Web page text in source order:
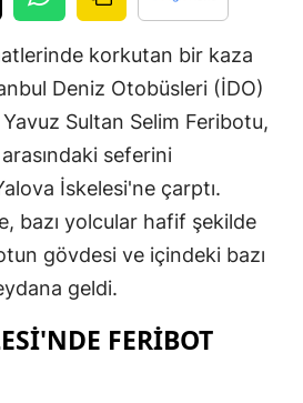
Edirne
Elazığ
Erzincan
Eskişehir
Gümüşhane
korkutan bir kaza
Deniz Otobüsleri (İDO)
Sultan Selim Feribotu,
seferini
İskelesi'ne çarptı.
bazı yolcular hafif şekilde
gövdesi ve içindeki bazı
geldi.
FERIBOT